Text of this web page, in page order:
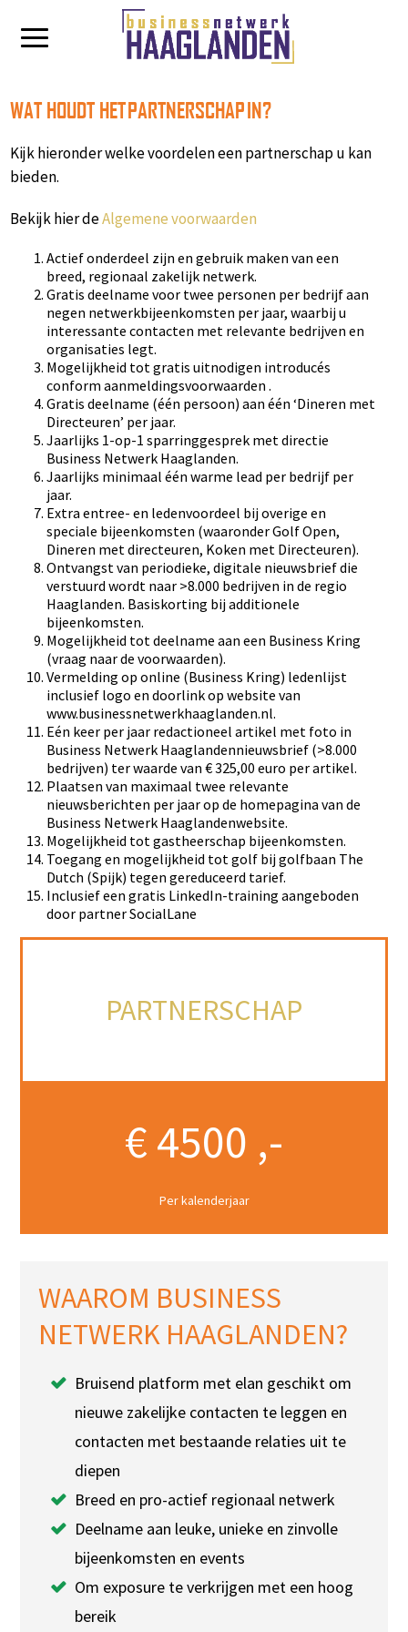
WAT HOUDT HET PARTNERSCHAPIN?
Kijk hieronder welke voordelen een partnerschap u kan
bieden.
Bekijk hier deAlgemene voorwaarden
Actief onderdeel zijn en gebruik maken van een
breed, regionaal zakelijk netwerk.
Gratis deelname voor twee personen per bedrijf aan
negen netwerkbijeenkomsten per jaar, waarbij u
interessante contacten met relevante bedrijven en
organisaties legt.
Mogelijkheid tot gratis uitnodigen introducés
conform aanmeldingsvoorwaarden .
Gratis deelname (één persoon) aan één ‘Dineren met
Directeuren’ per jaar.
Jaarlijks 1-op-1 sparringgesprek met directie
Business Netwerk Haaglanden.
Jaarlijks minimaal één warme lead per bedrijf per
jaar.
Extra entree- en ledenvoordeel bij overige en
speciale bijeenkomsten (waaronder Golf Open,
Dineren met directeuren, Koken met Directeuren).
Ontvangst van periodieke, digitale nieuwsbrief die
verstuurd wordt naar >8.000 bedrijven in de regio
Haaglanden. Basiskorting bij additionele
bijeenkomsten.
Mogelijkheid tot deelname aan een Business Kring
(vraag naar de voorwaarden).
Vermelding op online (Business Kring) ledenlijst
inclusief logo en doorlink op website van
www.businessnetwerkhaaglanden.nl.
Eén keer per jaar redactioneel artikel met foto in
Business Netwerk Haaglandennieuwsbrief (>8.000
bedrijven) ter waarde van € 325,00 euro per artikel.
Plaatsen van maximaal twee relevante
nieuwsberichten per jaar op de homepagina van de
Business Netwerk Haaglandenwebsite.
Mogelijkheid tot gastheerschap bijeenkomsten.
Toegang en mogelijkheid tot golf bij golfbaan The
Dutch (Spijk) tegen gereduceerd tarief.
Inclusief een gratis LinkedIn-training aangeboden
door partner SocialLane
PARTNERSCHAP
€ 4500 ,-
Per kalenderjaar
WAAROM BUSINESS
NETWERK HAAGLANDEN?
Bruisend platform met elan geschikt om
nieuwe zakelijke contacten te leggen en
contacten met bestaande relaties uit te
diepen
Breed en pro-actief regionaal netwerk
Deelname aan leuke, unieke en zinvolle
bijeenkomsten en events
Om exposure te verkrijgen met een hoog
bereik